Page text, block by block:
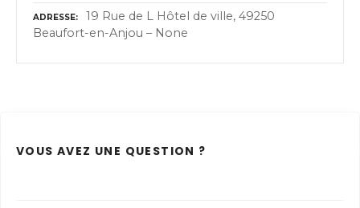
ADRESSE
19 Rue de L Hôtel de ville, 49250
Beaufort-en-Anjou – None
VOUS AVEZ UNE QUESTION ?